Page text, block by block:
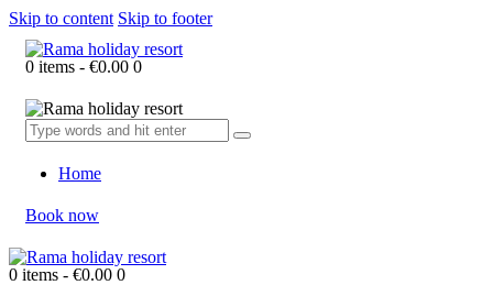
Skip to content Skip to footer
0 items - €0.00 0
Home
Book now
0 items - €0.00 0